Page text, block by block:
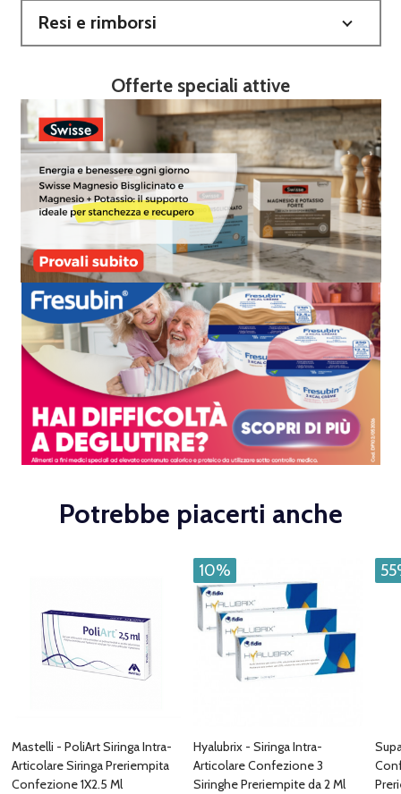
Resi e rimborsi
Offerte speciali attive
Potrebbe piacerti anche
Mastelli - PoliArt Siringa Intra-
Articolare Siringa Preriempita
Confezione 1X2.5 Ml
10%
Hyalubrix - Siringa Intra-
Articolare Confezione 3
Siringhe Preriempite da 2 Ml